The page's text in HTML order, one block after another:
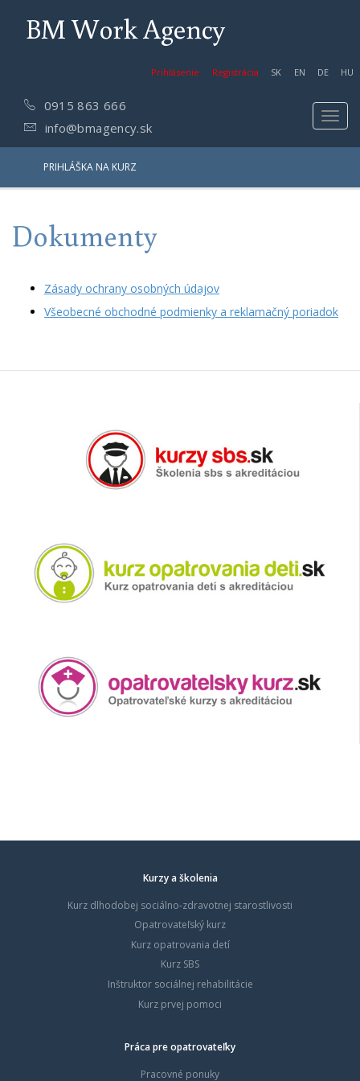
BM Work Agency
Prihlásenie Registrácia SK EN DE HU
0915 863 666
info@bmagency.sk
PRIHLÁŠKA NA KURZ
Dokumenty
Zásady ochrany osobných údajov
Všeobecné obchodné podmienky a reklamačný poriadok
Kurzy a školenia
Kurz dlhodobej sociálno-zdravotnej starostlivosti
Opatrovateľský kurz
Kurz opatrovania detí
Kurz SBS
Inštruktor sociálnej rehabilitácie
Kurz prvej pomoci
Práca pre opatrovateľky
Pracovné ponuky